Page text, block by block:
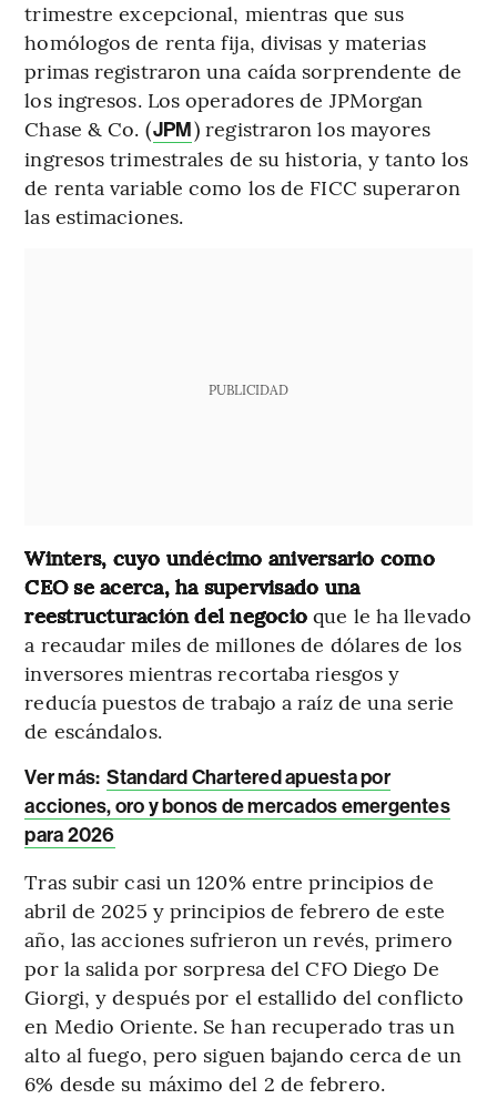
trimestre excepcional, mientras que sus
homólogos de renta fija, divisas y materias
primas registraron una caída sorprendente de
los ingresos. Los operadores de JPMorgan
Chase & Co. (JPM) registraron los mayores
ingresos trimestrales de su historia, y tanto los
de renta variable como los de FICC superaron
las estimaciones.
PUBLICIDAD
Winters, cuyo undécimo aniversario como
CEO se acerca, ha supervisado una
reestructuración del negocio que le ha llevado
a recaudar miles de millones de dólares de los
inversores mientras recortaba riesgos y
reducía puestos de trabajo a raíz de una serie
de escándalos.
Ver más: Standard Chartered apuesta por
acciones, oro y bonos de mercados emergentes
para 2026
Tras subir casi un 120% entre principios de
abril de 2025 y principios de febrero de este
año, las acciones sufrieron un revés, primero
por la salida por sorpresa del CFO Diego De
Giorgi, y después por el estallido del conflicto
en Medio Oriente. Se han recuperado tras un
alto al fuego, pero siguen bajando cerca de un
6% desde su máximo del 2 de febrero.